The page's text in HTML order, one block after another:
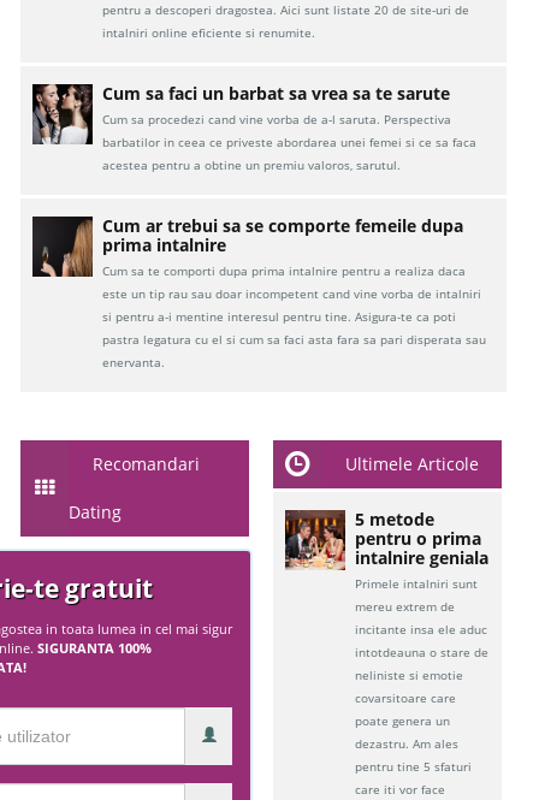
pentru a descoperi dragostea. Aici sunt listate 20 de site-uri de
intalniri online eficiente si renumite.
Cum sa faci un barbat sa vrea sa te sarute
Cum sa procedezi cand vine vorba de a-l saruta. Perspectiva
barbatilor in ceea ce priveste abordarea unei femei si ce sa faca
acestea pentru a obtine un premiu valoros, sarutul.
Cum ar trebui sa se comporte femeile dupa
prima intalnire
Cum sa te comporti dupa prima intalnire pentru a realiza daca
este un tip rau sau doar incompetent cand vine vorba de intalniri
si pentru a-i mentine interesul pentru tine. Asigura-te ca poti
pastra legatura cu el si cum sa faci asta fara sa pari disperata sau
enervanta.
Recomandari
Dating
te gratuit
in toata lumea in cel mai sigur
SIGURANTA 100%
Ultimele Articole
5 metode
pentru o prima
intalnire geniala
Primele intalniri sunt
mereu extrem de
incitante insa ele aduc
intotdeauna o stare de
neliniste si emotie
covarsitoare care
poate genera un
dezastru. Am ales
pentru tine 5 sfaturi
care iti vor face